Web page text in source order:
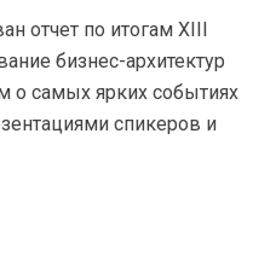
отчет по итогам XIII
бизнес-архитектур
о самых ярких событиях
спикеров и